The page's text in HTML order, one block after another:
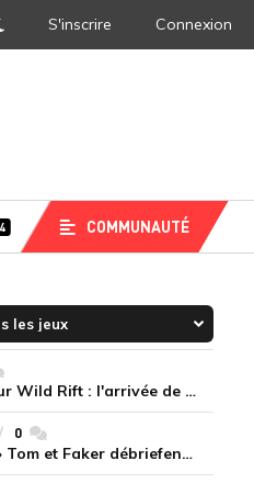
S'inscrire Connexion
4 COMMUNAUTÉ
Les champions disponibles sur Wild Rift : l'arrivée de Cho'Gath
0commentaires
« La confiance est de retour » Tom et Faker débriefent la victoire convaincante de T1 face à Dplus KIA